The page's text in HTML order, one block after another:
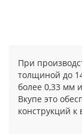
При
толщиной до
более 0,33 мм
Вкупе это
конструкций